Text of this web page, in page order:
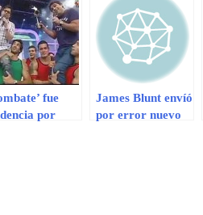
fue
por
James Blunt envíó
por error nuevo